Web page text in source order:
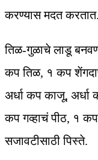
करण्यास मदत करतात.
तिळ-गुळाचे लाडू
कप तिळ, १ कप
अर्धा कप काजू,
कप गव्हाचं पीठ, १
सजावटीसाठी पिस्ते.